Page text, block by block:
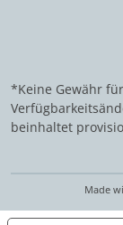
*Keine Gewähr
beinhaltet
Made